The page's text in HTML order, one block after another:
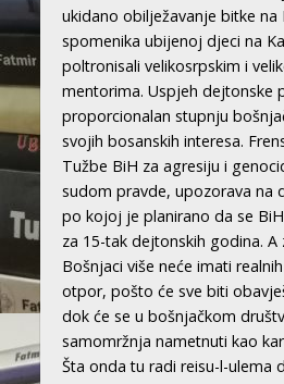
ukidano obilježavanje bitke na
spomenika ubijenoj djeci na
poltronisali velikosrpskim i
mentorima. Uspjeh dejtonske
proporcionalan stupnju
svojih bosanskih interesa.
Tužbe BiH za agresiju i
sudom pravde, upozorava na
po kojoj je planirano da se
za 15-tak dejtonskih godina.
Bošnjaci više neće imati
otpor, pošto će sve biti
dok će se u bošnjačkom
samomržnja nametnuti kao
Šta onda tu radi reisu-l-ulema